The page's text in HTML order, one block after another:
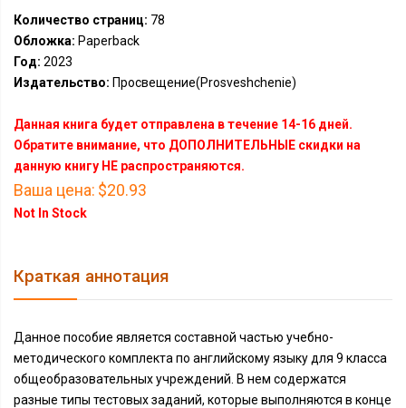
Количество страниц: 78
Обложка: Paperback
Год: 2023
Издательство: Просвещение(Prosveshchenie)
Данная книга будет отправлена в течение 14-16 дней.
Обратите внимание, что ДОПОЛНИТЕЛЬНЫЕ скидки на
данную книгу НЕ распространяются.
Ваша цена: $20.93
Not In Stock
Краткая аннотация
Данное пособие является составной частью учебно-
методического комплекта по английскому языку для 9 класса
общеобразовательных учреждений. В нем содержатся
разные типы тестовых заданий, которые выполняются в конце